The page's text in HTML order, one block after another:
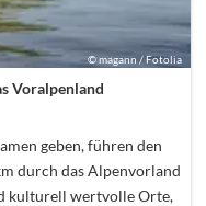
©magann / Fotolia
Voralpenland
geben, führen den
durch das Alpenvorland
kulturell wertvolle Orte,